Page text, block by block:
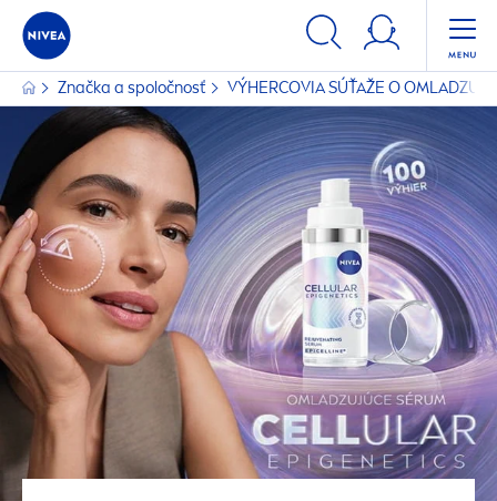
Značka a spoločnosť VÝHERCOVIA SÚŤAŽE O